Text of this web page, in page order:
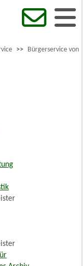
>> Bürgerservice von